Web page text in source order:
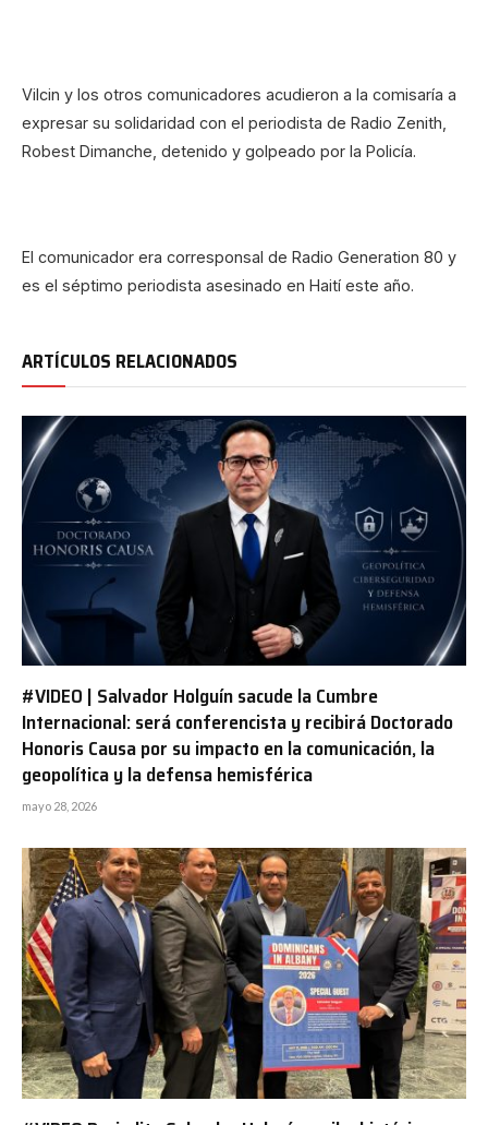
Vilcin y los otros comunicadores acudieron a la comisaría a
expresar su solidaridad con el periodista de Radio Zenith,
Robest Dimanche, detenido y golpeado por la Policía.
El comunicador era corresponsal de Radio Generation 80 y
es el séptimo periodista asesinado en Haití este año.
ARTÍCULOS RELACIONADOS
#VIDEO | Salvador Holguín sacude la Cumbre
Internacional: será conferencista y recibirá Doctorado
Honoris Causa por su impacto en la comunicación, la
geopolítica y la defensa hemisférica
mayo 28, 2026